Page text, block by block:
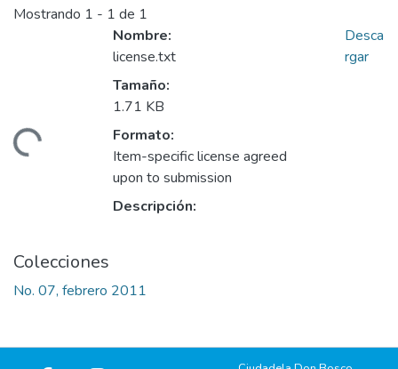
Mostrando 1 - 1 de 1
Nombre:
license.txt
Tamaño:
1.71 KB
Formato:
Item-specific license agreed
upon to submission
Descripción:
Desca
rgar
Colecciones
No. 07, febrero 2011